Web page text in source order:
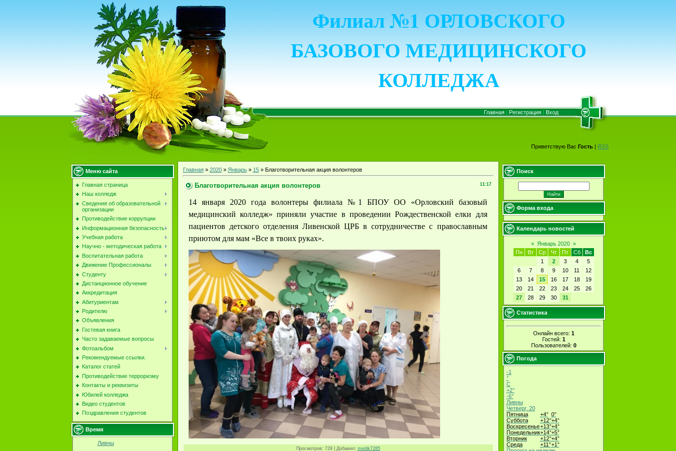
Филиал №1 ОРЛОВСКОГО
БАЗОВОГО МЕДИЦИНСКОГО
КОЛЛЕДЖА
Главная| Регистрация| Вход
Приветствую Вас Гость|RSS
Меню сайта
Главная страница
Наш колледж
Сведения об образовательной
организации
Противодействие коррупции
Информационная безопасность
Учебная работа
Научно - методическая работа
Воспитательная работа
Движение Профессионалы
Студенту
Дистанционное обучение
Аккредитация
Абитуриентам
Родителю
Объявления
Гостевая книга
Часто задаваемые вопросы
Фотоальбом
Рекомендуемые ссылки.
Каталог статей
Противодействие терроризму
Контакты и реквизиты
Юбилей колледжа
Видео студентов
Поздравления студентов
Время
Ливны
Главная» 2020 » Январь » 15» Благотворительная акция волонтеров
11:17
Благотворительная акция волонтеров
14 января 2020 года волонтеры филиала №1 БПОУ ОО «Орловский базовый
медицинский колледж» приняли участие в проведении Рождественской елки для
пациентов детского отделения Ливенской ЦРБ в сотрудничестве с православным
приютом для мам «Все в твоих руках».
Просмотров: 729 | Добавил: medik7285
Поиск
Форма входа
Календарь новостей
« Январь 2020 »
Пн
Вт Ср Чт Пт Сб
Вс
1
2 3 4
5
6
7 8 9 10 11
12
13
14 15 16 17 18
19
20
21 22 23 24 25
26
27
28 29 30 31
Статистика
Онлайн всего: 1
Гостей: 1
Пользователей: 0
Погода
-1
°
C
+2°
-6°
Ливны
Четверг, 20
Пятница
+4° 0°
Суббота
+12°+4°
Воскресенье+13°+4°
Понедельник+14°+5°
Вторник
+12°+4°
Среда
+11°+1°